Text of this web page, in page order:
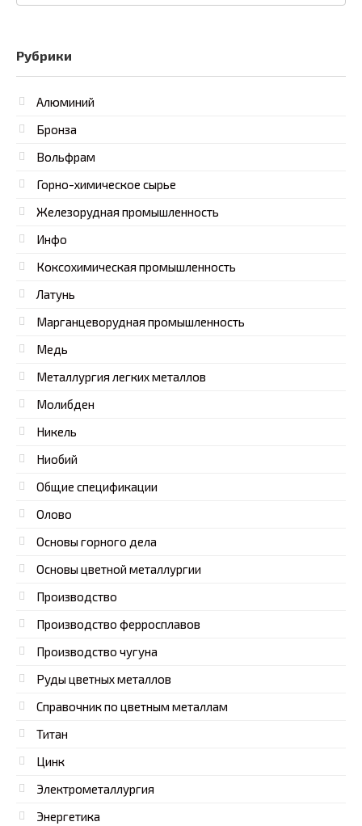
Рубрики
Алюминий
Бронза
Вольфрам
Горно-химическое сырье
Железорудная промышленность
Инфо
Коксохимическая промышленность
Латунь
Марганцеворудная промышленность
Медь
Металлургия легких металлов
Молибден
Никель
Ниобий
Общие спецификации
Олово
Основы горного дела
Основы цветной металлургии
Производство
Производство ферросплавов
Производство чугуна
Руды цветных металлов
Справочник по цветным металлам
Титан
Цинк
Электрометаллургия
Энергетика